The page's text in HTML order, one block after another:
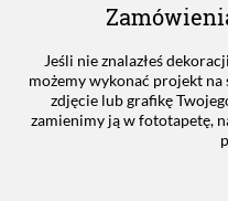
Jeśli nie znalazłeś
możemy wykonać projekt
zdjęcie lub grafikę
zamienimy ją w fototapetę,